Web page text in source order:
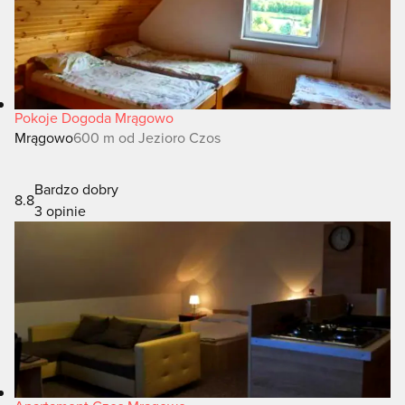
pięknym jeziorem w drewnianej chacie, mieszkało
młode małżeństwo. Czos, bo tak na imię miał
mężczyzna, zajmował się łowieniem ryb i raków, a
jego żona Jesiona, gospodarzyła w domu i zagrodzie.
Pewnego dnia, gdy Czos łowił ryby na jeziorze, w
sieci wpadł mały jesiotr, potomek króla ryb. Król ryb,
(staropruskie bóstwo) sprowadził burzę na jezioro. A
gdy to się stało, wielka fala przewróciła łódź rybaka i
wszystkie złowione przez niego ryby odzyskały
wolność. Rybak Czos utopił się jednak. Długo czekała
Jesiona na powrót męża. Domyśliła się wkrótce, co się
stało i tak długo płakała, że Perkunowi żal się zrobiło
dziewczyny i po kilku dniach zamienił Jesionę w
drzewo. Jezioro natomiast nazywane jest Czosem od
Pokoje Dogoda Mrągowo
Mrągowo600 m od Jezioro Czos
8.8
Bardzo dobry
3 opinie